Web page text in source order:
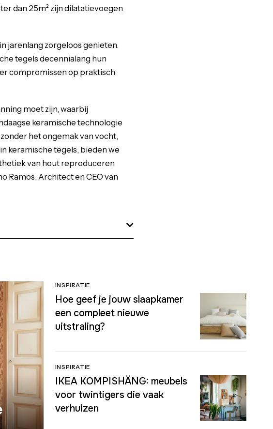
dan 25m² zijn dilatatievoegen
jarenlang zorgeloos genieten.
tegels decennialang hun
compromissen op praktisch
moet zijn, waarbij
keramische technologie
het ongemak van vocht,
keramische tegels, bieden we
van hout reproduceren
Ramos, Architect en CEO van
INSPIRATIE
Hoe geef je jouw slaapkamer
een compleet nieuwe
uitstraling?
INSPIRATIE
IKEA KOMPISHÄNG: meubels
voor twintigers die vaak
verhuizen